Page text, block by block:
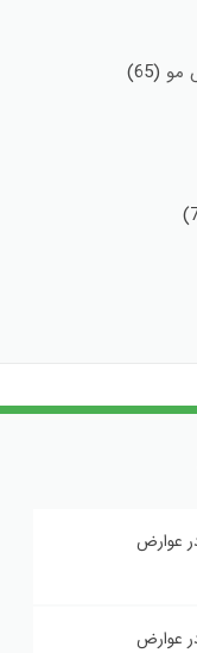
مو (65)
عوارض
عوارض